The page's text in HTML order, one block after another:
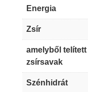
Energia
Zsír
amelyből telített
zsírsavak
Szénhidrát